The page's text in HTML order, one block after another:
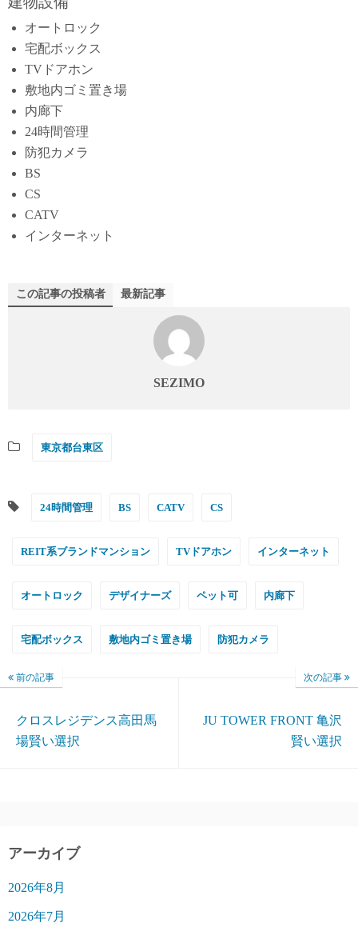
オートロック
宅配ボックス
TVドアホン
敷地内ゴミ置き場
内廊下
24時間管理
防犯カメラ
BS
CS
CATV
インターネット
この記事の投稿者 最新記事
SEZIMO
東京都台東区
24時間管理 BS CATV CS
REIT系ブランドマンション TVドアホン インターネット
オートロック デザイナーズ ペット可 内廊下
宅配ボックス 敷地内ゴミ置き場 防犯カメラ
前の記事
クロスレジデンス高田馬
場賢い選択
次の記事
JU TOWER FRONT 亀沢
賢い選択
アーカイブ
2026年8月
2026年7月